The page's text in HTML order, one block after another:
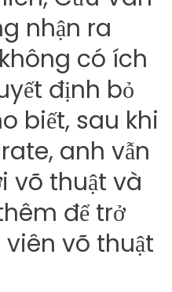
nhận ra
có ích
định bỏ
biết, sau khi
anh vẫn
võ thuật và
để trở
võ thuật